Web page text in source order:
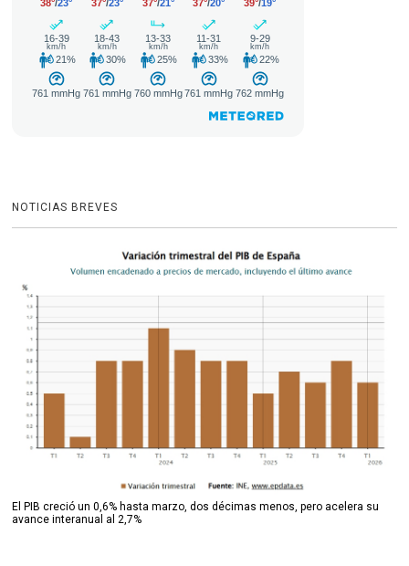
NOTICIAS BREVES
El PIB creció un 0,6% hasta marzo, dos décimas menos, pero acelera su
avance interanual al 2,7%